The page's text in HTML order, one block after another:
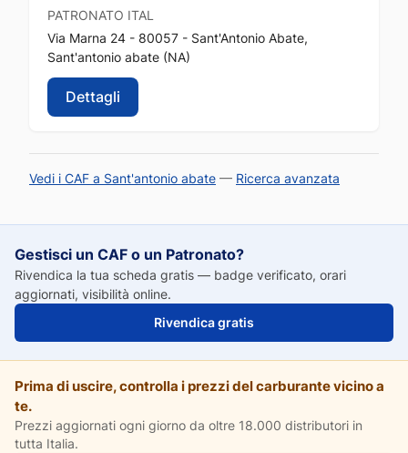
PATRONATO ITAL
Via Marna 24 - 80057 - Sant'Antonio Abate,
Sant'antonio abate (NA)
Dettagli
Vedi i CAF a Sant'antonio abate — Ricerca avanzata
Gestisci un CAF o un Patronato?
Rivendica la tua scheda gratis — badge verificato, orari
aggiornati, visibilità online.
Rivendica gratis
Prima di uscire, controlla i prezzi del carburante vicino a
te.
Prezzi aggiornati ogni giorno da oltre 18.000 distributori in
tutta Italia.